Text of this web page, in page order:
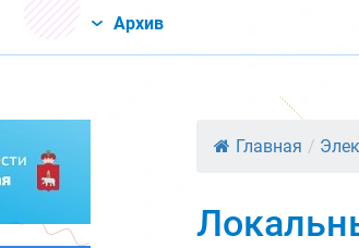
Архив
Главная /